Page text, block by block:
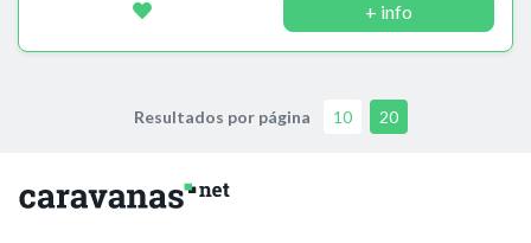
+ info
Resultados por página 10 20